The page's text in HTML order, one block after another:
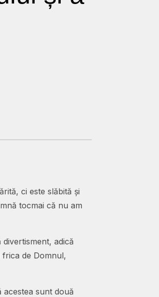
ci este slăbită și
tocmai că nu am
adică
de Domnul,
sunt două